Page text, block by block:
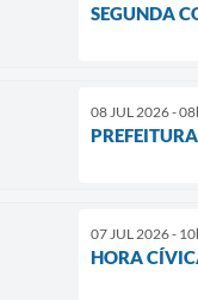
SEGUNDA
08 JUL 2026 -
07 JUL 2026 -
HORA